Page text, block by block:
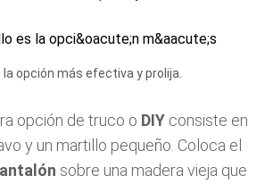
la opción más efectiva y prolija.
opción de truco o DIY consiste en
y un martillo pequeño. Coloca el
sobre una madera vieja que